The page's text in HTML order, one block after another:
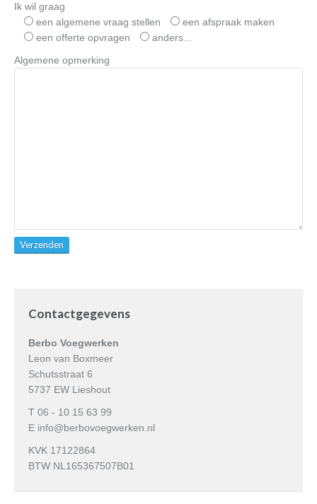
Ik wil graag
een algemene vraag stellen
een afspraak maken
een offerte opvragen
anders...
Algemene opmerking
Contactgegevens
Berbo Voegwerken
Leon van Boxmeer
Schutsstraat 6
5737 EW Lieshout
T 06 - 10 15 63 99
E info@berbovoegwerken.nl
KVK 17122864
BTW NL165367507B01